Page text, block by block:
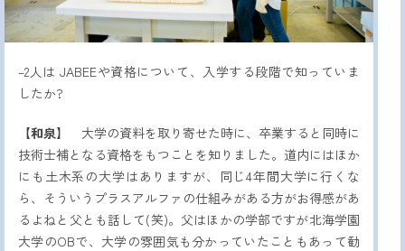
–2人は JABEEや資格について、入学する段階で知っていま
したか?
【和泉】 大学の資料を取り寄せた時に、卒業すると同時に
技術士補となる資格をもつことを知りました。道内にはほか
にも土木系の大学はありますが、同じ4年間大学に行くな
ら、そういうプラスアルファの仕組みがある方がお得感があ
るよねと父とも話して(笑)。父はほかの学部ですが北海学園
大学のOBで、大学の雰囲気も分かっていたこともあって勧